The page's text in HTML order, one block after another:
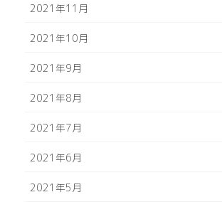
2021年11月
2021年10月
2021年9月
2021年8月
2021年7月
2021年6月
2021年5月